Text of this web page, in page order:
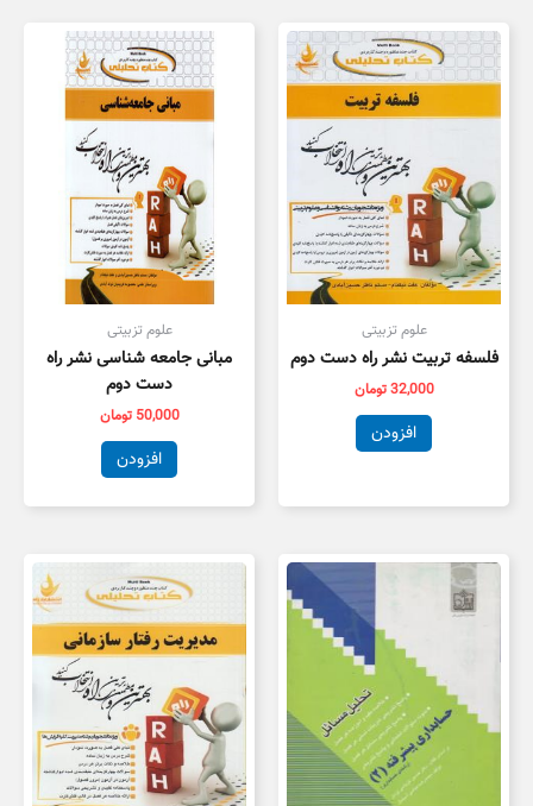
علوم تزبیتی
فلسفه تربیت نشر راه دست دوم
32,000تومان
افزودن
علوم تزبیتی
مبانی جامعه شناسی نشر راه
دست دوم
50,000 تومان
افزودن